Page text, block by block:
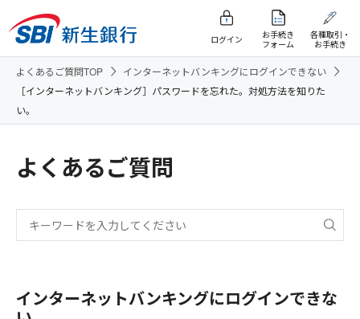
ログイン
お手続き
フォーム
各種取引・
お手続き
よくあるご質問TOP
インターネットバンキングにログインできない
［インターネットバンキング］パスワードを忘れた。対処方法を知りた
い。
よくあるご質問
インターネットバンキングにログインできな